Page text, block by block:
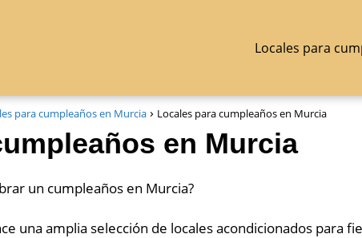
Locales para
para cumpleaños en Murcia Locales para cumpleaños en Murcia
en Murcia
un cumpleaños en Murcia?
una amplia selección de locales acondicionados para